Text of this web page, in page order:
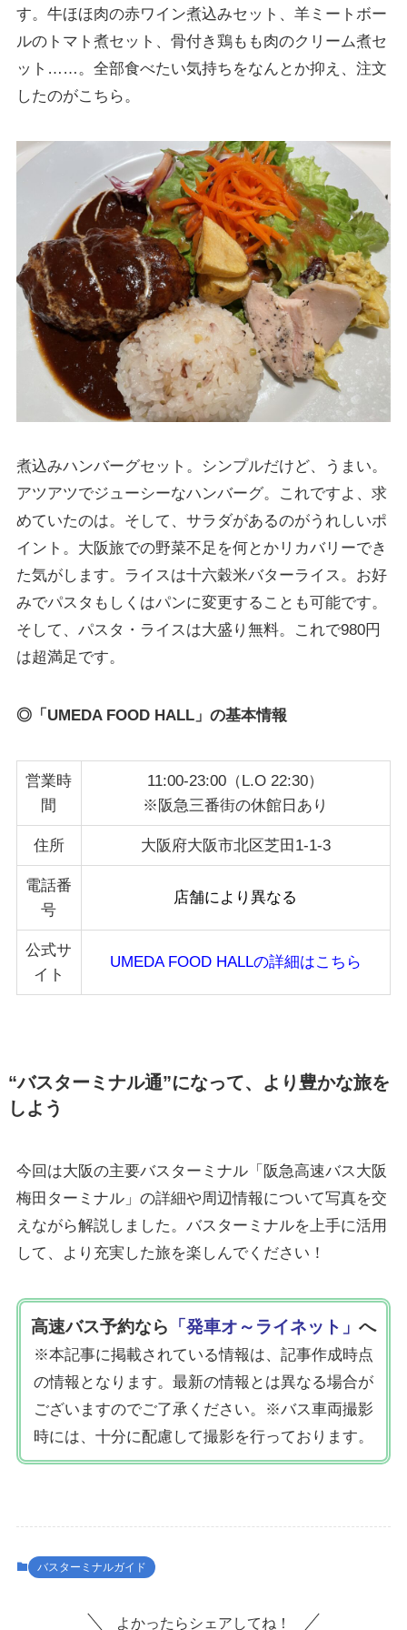
す。牛ほほ肉の赤ワイン煮込みセット、羊ミートボー
ルのトマト煮セット、骨付き鶏もも肉のクリーム煮セ
ット……。全部食べたい気持ちをなんとか抑え、注文
したのがこちら。
煮込みハンバーグセット。シンプルだけど、うまい。
アツアツでジューシーなハンバーグ。これですよ、求
めていたのは。そして、サラダがあるのがうれしいポ
イント。大阪旅での野菜不足を何とかリカバリーでき
た気がします。ライスは十六穀米バターライス。お好
みでパスタもしくはパンに変更することも可能です。
そして、パスタ・ライスは大盛り無料。これで980円
は超満足です。
◎「UMEDA FOOD HALL」 の基本情報
営業時
間
11:00-23:00（L.O 22:30）
※阪急三番街の休館日あり
住所 大阪府大阪市北区芝田1-1-3
電話番
号
店舗により異なる
公式サ
イト
UMEDA FOOD HALLの詳細はこちら
“バスターミナル通”になって、より豊かな旅を
しよう
今回は大阪の主要バスターミナル「阪急高速バス大阪
梅田ターミナル」の詳細や周辺情報について写真を交
えながら解説しました。バスターミナルを上手に活用
して、より充実した旅を楽しんでください！
高速バス予約なら 「発車オ～ライネット」 へ
※本記事に掲載されている情報は、記事作成時点
の情報となります。 最新の情報とは異なる場合が
ございますのでご了承ください。
※バス車両撮影
時には、十分に配慮して撮影を行っております。
バスターミナルガイド
よかったらシェアしてね！